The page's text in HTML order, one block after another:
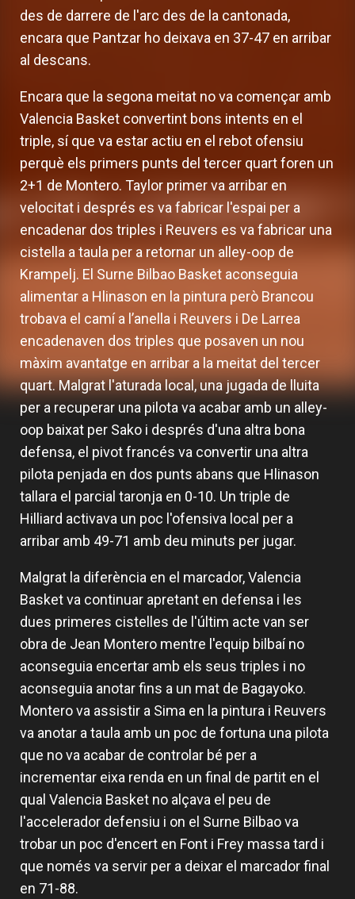
des de darrere de l'arc des de la cantonada,
encara que Pantzar ho deixava en 37-47 en arribar
al descans.
Encara que la segona meitat no va començar amb
Valencia Basket convertint bons intents en el
triple, sí que va estar actiu en el rebot ofensiu
perquè els primers punts del tercer quart foren un
2+1 de Montero. Taylor primer va arribar en
velocitat i després es va fabricar l'espai per a
encadenar dos triples i Reuvers es va fabricar una
cistella a taula per a retornar un alley-oop de
Krampelj. El Surne Bilbao Basket aconseguia
alimentar a Hlinason en la pintura però Brancou
trobava el camí a l’anella i Reuvers i De Larrea
encadenaven dos triples que posaven un nou
màxim avantatge en arribar a la meitat del tercer
quart. Malgrat l'aturada local, una jugada de lluita
per a recuperar una pilota va acabar amb un alley-
oop baixat per Sako i després d'una altra bona
defensa, el pivot francés va convertir una altra
pilota penjada en dos punts abans que Hlinason
tallara el parcial taronja en 0-10. Un triple de
Hilliard activava un poc l'ofensiva local per a
arribar amb 49-71 amb deu minuts per jugar.
Malgrat la diferència en el marcador, Valencia
Basket va continuar apretant en defensa i les
dues primeres cistelles de l'últim acte van ser
obra de Jean Montero mentre l'equip bilbaí no
aconseguia encertar amb els seus triples i no
aconseguia anotar fins a un mat de Bagayoko.
Montero va assistir a Sima en la pintura i Reuvers
va anotar a taula amb un poc de fortuna una pilota
que no va acabar de controlar bé per a
incrementar eixa renda en un final de partit en el
qual Valencia Basket no alçava el peu de
l'accelerador defensiu i on el Surne Bilbao va
trobar un poc d'encert en Font i Frey massa tard i
que només va servir per a deixar el marcador final
en 71-88.